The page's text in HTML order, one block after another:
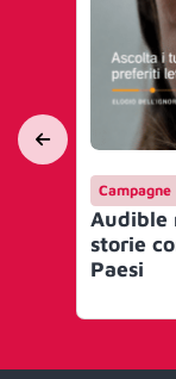
Campagne
Audible
storie
Paesi